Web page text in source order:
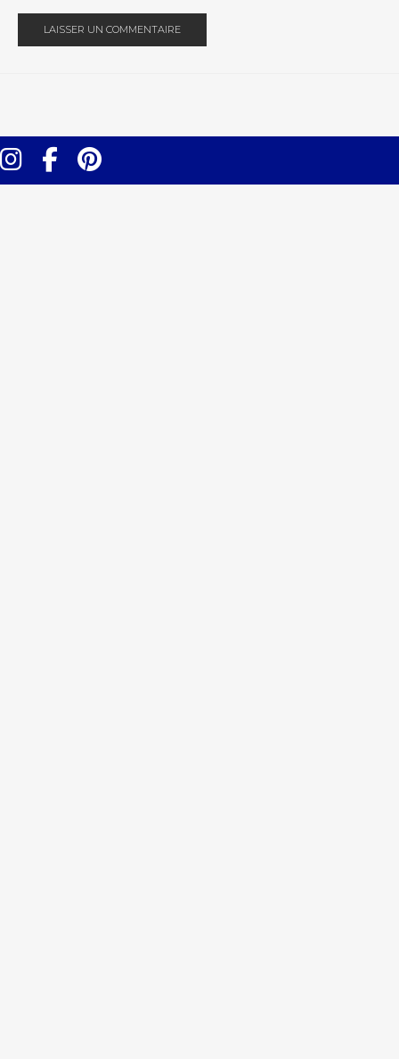
InstagramFacebookPinterest